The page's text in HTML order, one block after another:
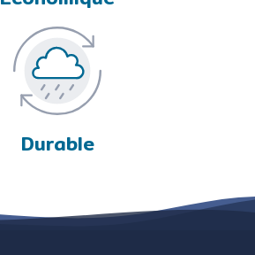
Durable